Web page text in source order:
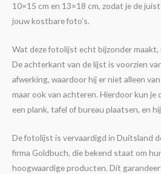
10×15 cm en 13×18 cm, zodat je de
jouw kostbare foto’s.
Wat deze fotolijst echt bijzonder maakt,
De achterkant van de lijst is voorzien
afwerking, waardoor hij er niet alleen
maar ook van achteren. Hierdoor kun je
een plank, tafel of bureau plaatsen, en
De fotolijst is vervaardigd in Duitsland
firma Goldbuch, die bekend staat om
hoogwaardige producten. Dit